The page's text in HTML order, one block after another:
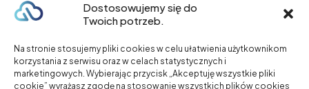
Dostosowujemy się do
Twoich potrzeb.
Na stronie stosujemy pliki cookies w celu ułatwienia użytkownikom
korzystania z serwisu oraz w celach statystycznych i
marketingowych. Wybierając przycisk „Akceptuję wszystkie pliki
cookie” wyrażasz zgodę na stosowanie wszystkich plików cookies
+48 577 317 102
Zadzwoń